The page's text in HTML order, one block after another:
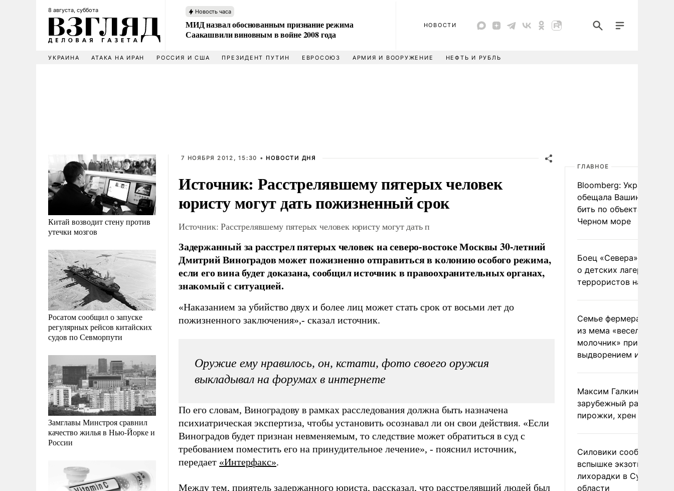
8 августа, суббота Новость часа
МИД назвал обоснованным признание режима
Саакашвили виновным в войне 2008 года
НОВОСТИ
УКРАИНА АТАКА НА ИРАН РОССИЯ И США ПРЕЗИДЕНТ ПУТИН ЕВРОСОЮЗ АРМИЯ И ВООРУЖЕНИЕ НЕФТЬ И РУБЛЬ
Китай возводит стену против
утечки мозгов
Росатом сообщил о запуске
регулярных рейсов китайских
судов по Севморпути
Замглавы Минстроя сравнил
качество жилья в Нью-Йорке и
России
7 НОЯБРЯ 2012, 15:30 • НОВОСТИ ДНЯ
Источник: Расстрелявшему пятерых человек
юристу могут дать пожизненный срок
Источник: Расстрелявшему пятерых человек юристу могут дать п
Задержанный за расстрел пятерых человек на северо-востоке Москвы 30-летний
Дмитрий Виноградов может пожизненно отправиться в колонию особого режима,
если его вина будет доказана, сообщил источник в правоохранительных органах,
знакомый с ситуацией.
«Наказанием за убийство двух и более лиц может стать срок от восьми лет до
пожизненного заключения»,- сказал источник.
Оружие ему нравилось, он, кстати, фото своего оружия
выкладывал на форумах в интернете
По его словам, Виноградову в рамках расследования должна быть назначена
психиатрическая экспертиза, чтобы установить осознавал ли он свои действия. «Если
Виноградов будет признан невменяемым, то следствие может обратиться в суд с
требованием поместить его на принудительное лечение», - пояснил источник,
передает «Интерфакс».
Между тем, приятель задержанного юриста, рассказал, что расстрелявший людей был
ГЛАВНОЕ
Bloomberg: Украина
обещала Вашингтону не
бить по объектам КТК в
Черном море
Боец «Севера»
о детских лагерях
террористов на
Семье фермера
из мема «веселый
молочник» пригрозили
выдворением из
Максим Галкин
зарубежный райдер
пирожки, хрен и морс
Силовики сообщили о
вспышке экзотической
лихорадки в Сумской
области